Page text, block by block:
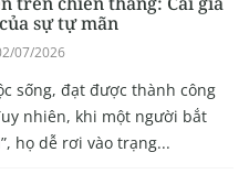
sự tự mãn
07/2026
sống, đạt được thành công
nhiên, khi một người bắt
họ dễ rơi vào trạng...